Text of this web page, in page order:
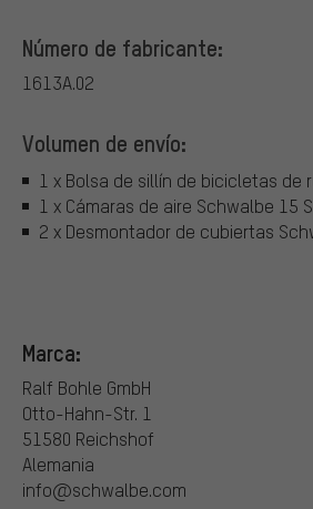
Número de fabricante:
1613A.02
Volumen de envío:
1 x Bolsa de sillín de bicicletas de
1 x Cámaras de aire Schwalbe 15
2 x Desmontador de cubiertas
Marca:
Ralf Bohle GmbH
Otto-Hahn-Str. 1
51580 Reichshof
Alemania
info@schwalbe.com